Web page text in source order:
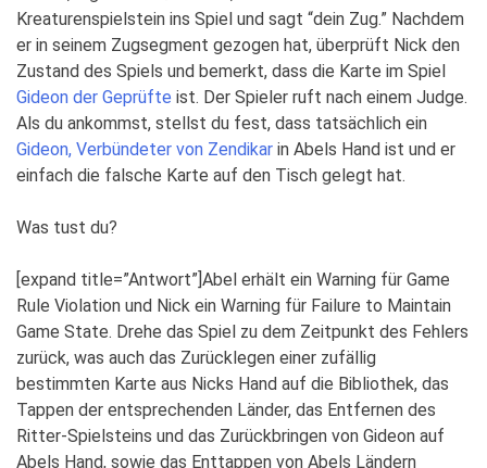
Kreaturenspielstein ins Spiel und sagt “dein Zug.” Nachdem
er in seinem Zugsegment gezogen hat, überprüft Nick den
Zustand des Spiels und bemerkt, dass die Karte im Spiel
Gideon der Geprüfte ist. Der Spieler ruft nach einem Judge.
Als du ankommst, stellst du fest, dass tatsächlich ein
Gideon, Verbündeter von Zendikar in Abels Hand ist und er
einfach die falsche Karte auf den Tisch gelegt hat.
Was tust du?
[expand title=”Antwort”]Abel erhält ein Warning für Game
Rule Violation und Nick ein Warning für Failure to Maintain
Game State. Drehe das Spiel zu dem Zeitpunkt des Fehlers
zurück, was auch das Zurücklegen einer zufällig
bestimmten Karte aus Nicks Hand auf die Bibliothek, das
Tappen der entsprechenden Länder, das Entfernen des
Ritter-Spielsteins und das Zurückbringen von Gideon auf
Abels Hand, sowie das Enttappen von Abels Ländern